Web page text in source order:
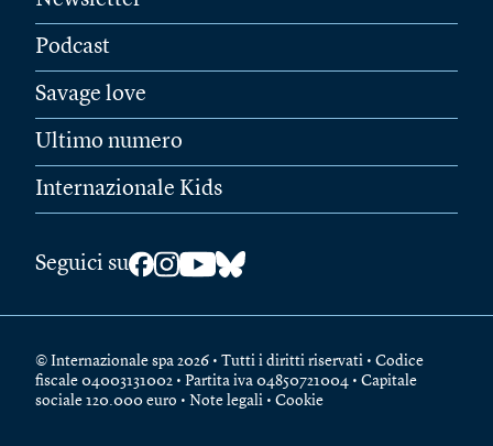
Podcast
Savage love
Ultimo numero
Internazionale Kids
Seguici su
© Internazionale spa 2026 • Tutti i diritti riservati • Codice
fiscale 04003131002 • Partita iva 04850721004 • Capitale
sociale 120.000 euro • Note legali • Cookie